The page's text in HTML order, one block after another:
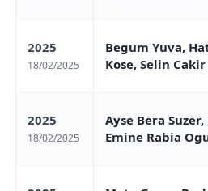
2025
18/02/2025
Begum Yuva,
Kose, Selin Cakir
2025
18/02/2025
Ayse Bera
Emine Rabia